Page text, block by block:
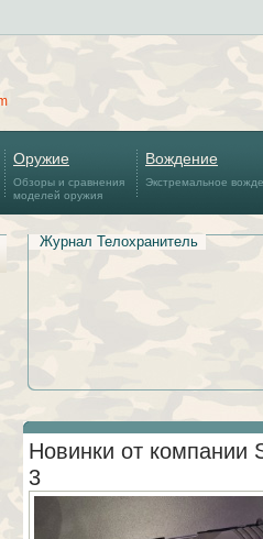
Оружие
Обзоры и сравнения
моделей оружия
Вождение
Экстремальное
Журнал Телохранитель
Новинки от компании
3